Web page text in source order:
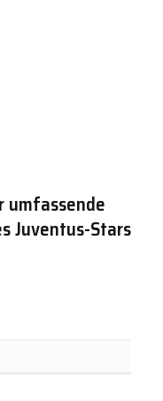
umfassende
Juventus-Stars